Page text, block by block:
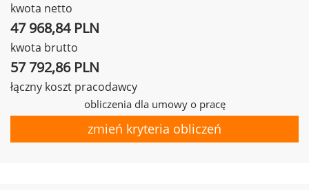
kwota netto
47 968,84 PLN
kwota brutto
57 792,86 PLN
łączny koszt pracodawcy
obliczenia dla umowy o pracę
zmień kryteria obliczeń